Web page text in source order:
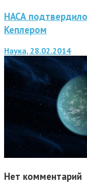
НАСА
Кеплером
Наука, 28.02.2014
Нет комментарий